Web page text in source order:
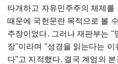
타개하고 자유민주주의 체제를
때문에 국헌문란 목적으로 볼
주장이었다. 그러나 재판부는 "
장"이라며 "성경을 읽는다는 이
다"고 지적했다. 결국 계엄의